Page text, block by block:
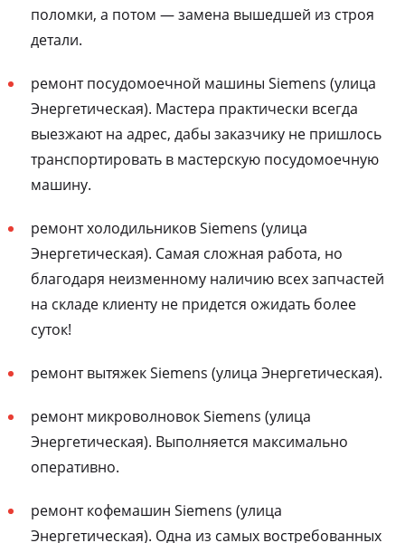
поломки, а потом — замена вышедшей из строя
детали.
ремонт посудомоечной машины Siemens (улица
Энергетическая). Мастера практически всегда
выезжают на адрес, дабы заказчику не пришлось
транспортировать в мастерскую посудомоечную
машину.
ремонт холодильников Siemens (улица
Энергетическая). Самая сложная работа, но
благодаря неизменному наличию всех запчастей
на складе клиенту не придется ожидать более
суток!
ремонт вытяжек Siemens (улица Энергетическая).
ремонт микроволновок Siemens (улица
Энергетическая). Выполняется максимально
оперативно.
ремонт кофемашин Siemens (улица
Энергетическая). Одна из самых востребованных